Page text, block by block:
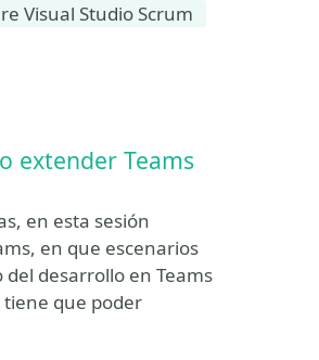
Visual Studio Scrum
extender Teams
en esta sesión
en que escenarios
desarrollo en Teams
tiene que poder